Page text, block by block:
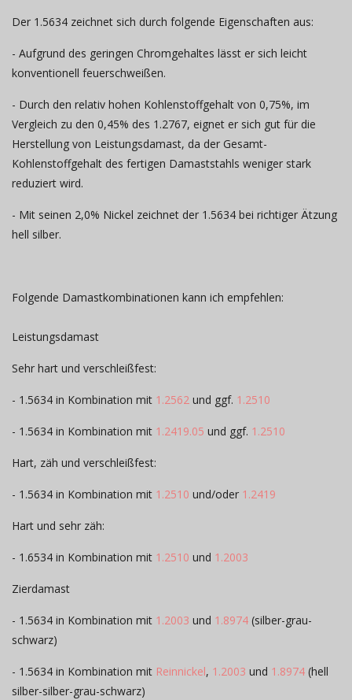
Der 1.5634 zeichnet sich durch folgende Eigenschaften aus:
- Aufgrund des geringen Chromgehaltes lässt er sich leicht
konventionell feuerschweißen.
- Durch den relativ hohen Kohlenstoffgehalt von 0,75%, im
Vergleich zu den 0,45% des 1.2767, eignet er sich gut für die
Herstellung von Leistungsdamast, da der Gesamt-
Kohlenstoffgehalt des fertigen Damaststahls weniger stark
reduziert wird.
- Mit seinen 2,0% Nickel zeichnet der 1.5634 bei richtiger Ätzung
hell silber.
Folgende Damastkombinationen kann ich empfehlen:
Leistungsdamast
Sehr hart und verschleißfest:
- 1.5634 in Kombination mit 1.2562 und ggf. 1.2510
- 1.5634 in Kombination mit 1.2419.05 und ggf. 1.2510
Hart, zäh und verschleißfest:
- 1.5634 in Kombination mit 1.2510 und/oder 1.2419
Hart und sehr zäh:
- 1.6534 in Kombination mit 1.2510 und 1.2003
Zierdamast
- 1.5634 in Kombination mit 1.2003 und 1.8974 (silber-grau-
schwarz)
- 1.5634 in Kombination mit Reinnickel, 1.2003 und 1.8974 (hell
silber-silber-grau-schwarz)